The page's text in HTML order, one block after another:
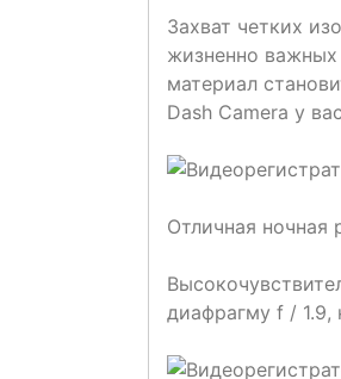
Захват четких
жизненно важных
материал
Dash Camera у
Отличная ночная
диафрагму f / 1.9,